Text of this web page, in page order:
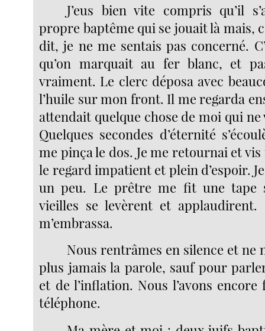
J’eus bien vite compris qu’il
propre baptême qui se jouait là mais,
dit, je ne me sentais pas concerné.
qu’on marquait au fer blanc, et
vraiment. Le clerc déposa avec
l’huile sur mon front. Il me regarda
attendait quelque chose de moi qui
Quelques secondes d’éternité
me pinça le dos. Je me retournai et
le regard impatient et plein d’espoir.
un peu. Le prêtre me fit une tape
vieilles se levèrent et applaudirent.
m’embrassa.
Nous rentrâmes en silence et ne
plus jamais la parole, sauf pour
et de l’inflation. Nous l’avons
téléphone.